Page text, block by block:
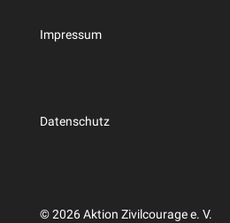
Impressum
Datenschutz
© 2026 Aktion Zivilcourage e. V.